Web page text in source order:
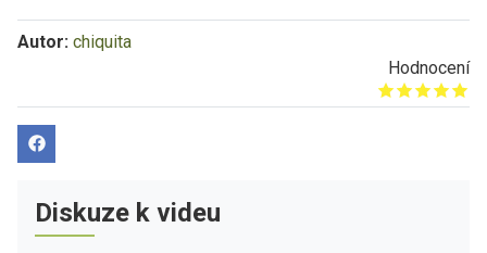
Autor: chiquita
Hodnocení
Give it 1/5
Give it 2/5
Give it 3/5
Give it 4/5
Give it 5/5
Diskuze k videu